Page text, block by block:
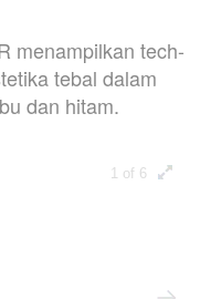
menampilkan tech-
tebal dalam
dan hitam.
1 of 6